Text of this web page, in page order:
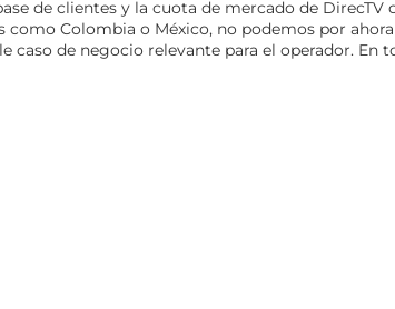
de clientes y la cuota de mercado de DirecTV
como Colombia o México, no podemos por
caso de negocio relevante para el operador. En